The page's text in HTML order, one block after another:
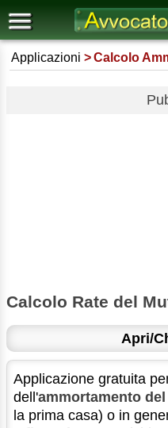
Applicazioni Calcolo
Calcolo Rate del
Apri/
Applicazione gratuita
dell'ammortamento
la prima casa) o in